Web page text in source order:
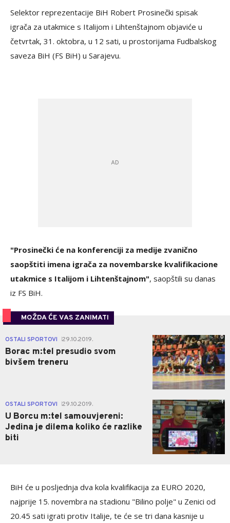
Selektor reprezentacije BiH Robert Prosinečki spisak
igrača za utakmice s Italijom i Lihtenštajnom objaviće u
četvrtak, 31. oktobra, u 12 sati, u prostorijama Fudbalskog
saveza BiH (FS BiH) u Sarajevu.
"Prosinečki će na konferenciji za medije zvanično
saopštiti imena igrača za novembarske kvalifikacione
utakmice s Italijom i Lihtenštajnom", saopštili su danas
iz FS BiH.
MOŽDA ĆE VAS ZANIMATI
OSTALI SPORTOVI 29.10.2019.
Borac m:tel presudio svom
bivšem treneru
0
OSTALI SPORTOVI 29.10.2019.
U Borcu m:tel samouvjereni:
Jedina je dilema koliko će razlike
biti
1
BiH će u posljednja dva kola kvalifikacija za EURO 2020,
najprije 15. novembra na stadionu "Bilino polje" u Zenici od
20.45 sati igrati protiv Italije, te će se tri dana kasnije u